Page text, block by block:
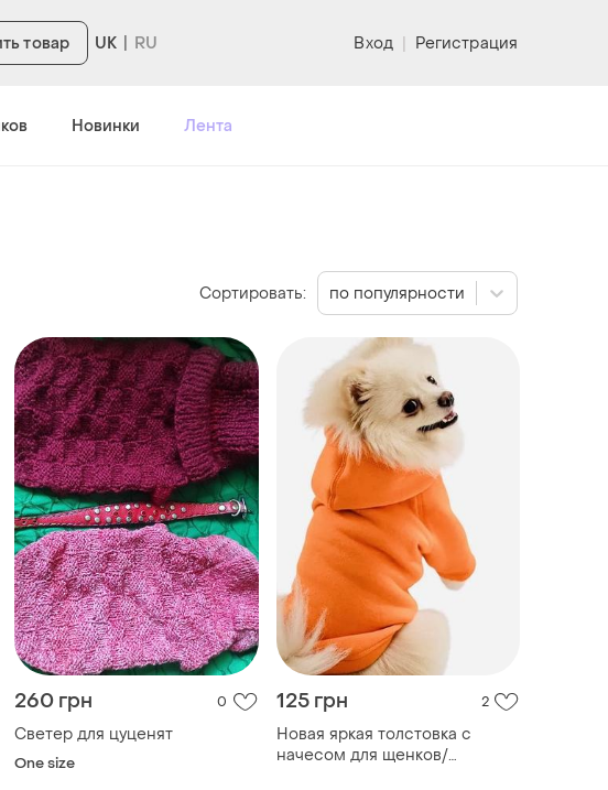
товар UK Вход | Регистрация
Новинки Лента
260 грн 0
Светер для цуценят
One size
125 грн 2
Новая яркая толстовка с
начесом для щенков/
Сортировать: по популярности